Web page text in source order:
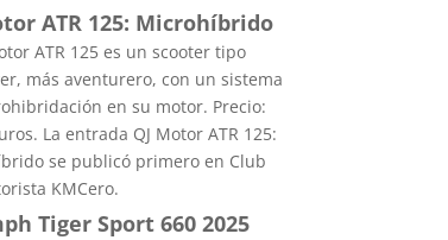
ATR 125: Microhíbrido
ATR 125 es un scooter tipo
más aventurero, con un sistema
en su motor. Precio:
La entrada QJ Motor ATR 125:
se publicó primero en Club
KMCero.
Tiger Sport 660 2025